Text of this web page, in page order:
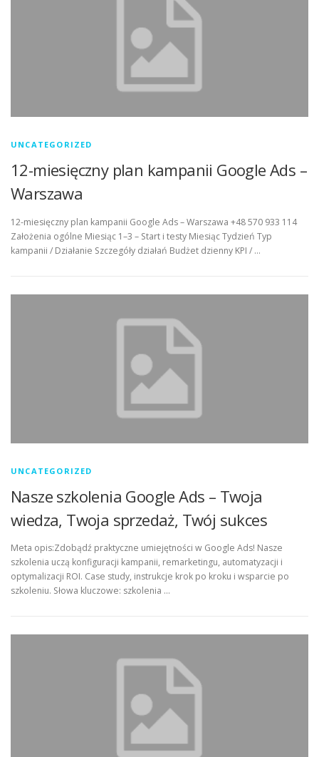
UNCATEGORIZED
12-miesięczny plan kampanii Google Ads –
Warszawa
12-miesięczny plan kampanii Google Ads – Warszawa +48 570 933 114
Założenia ogólne Miesiąc 1–3 – Start i testy Miesiąc Tydzień Typ
kampanii / Działanie Szczegóły działań Budżet dzienny KPI / …
UNCATEGORIZED
Nasze szkolenia Google Ads – Twoja
wiedza, Twoja sprzedaż, Twój sukces
Meta opis:Zdobądź praktyczne umiejętności w Google Ads! Nasze
szkolenia uczą konfiguracji kampanii, remarketingu, automatyzacji i
optymalizacji ROI. Case study, instrukcje krok po kroku i wsparcie po
szkoleniu. Słowa kluczowe: szkolenia …